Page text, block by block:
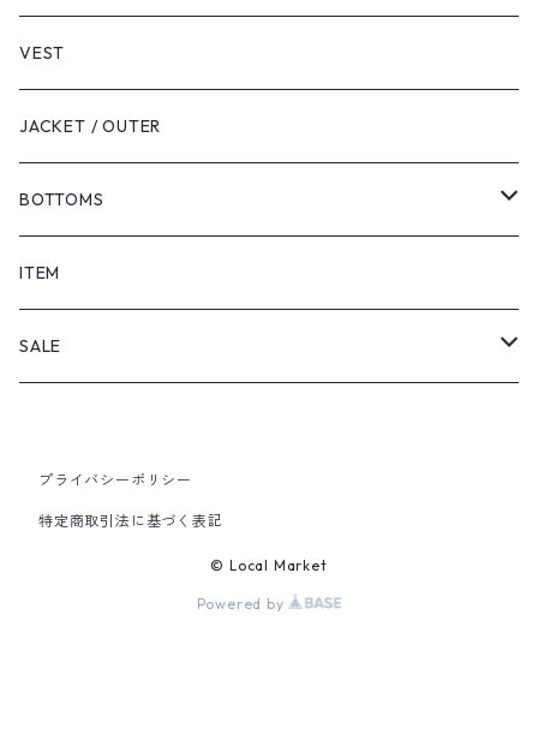
VEST
JACKET / OUTER
BOTTOMS
SHORTS
PANTS
ITEM
SALE
PANTS
プライバシーポリシー
特定商取引法に基づく表記
© Local Market
Powered by